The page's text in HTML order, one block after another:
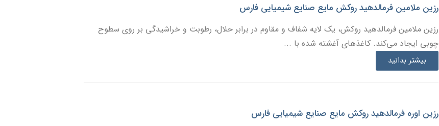
رزین ملامین فرمالدهید روکش مایع صنایع شیمیایی فارس
رزین ملامین فرمالدهید روکش، یک لایه شفاف و مقاوم در برابر حلال، رطوبت و خراشیدگی بر روی سطوح
چوبی ایجاد می‌کند. کاغذهای آغشته شده با ...
بیشتر بدانید
رزین اوره فرمالدهید روکش مایع صنایع شیمیایی فارس